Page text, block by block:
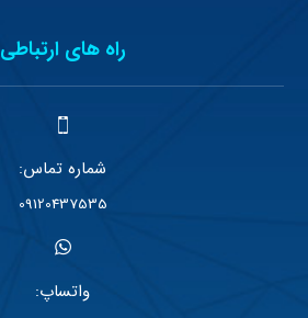
راه های ارتباطی
شماره تماس:
09120437535
واتساپ: